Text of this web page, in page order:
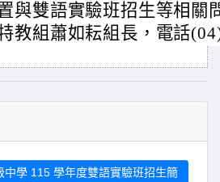
與雙語實驗班招生等相關
教組蕭如耘組長，電話
中學 115 學年度雙語實驗班招生簡